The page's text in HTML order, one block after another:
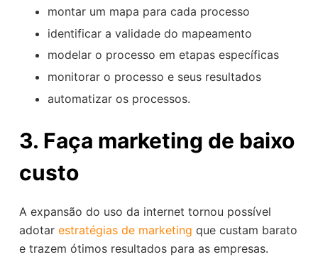
montar um mapa para cada processo
identificar a validade do mapeamento
modelar o processo em etapas específicas
monitorar o processo e seus resultados
automatizar os processos.
3. Faça marketing de baixo
custo
A expansão do uso da internet tornou possível
adotar estratégias de marketing que custam barato
e trazem ótimos resultados para as empresas.